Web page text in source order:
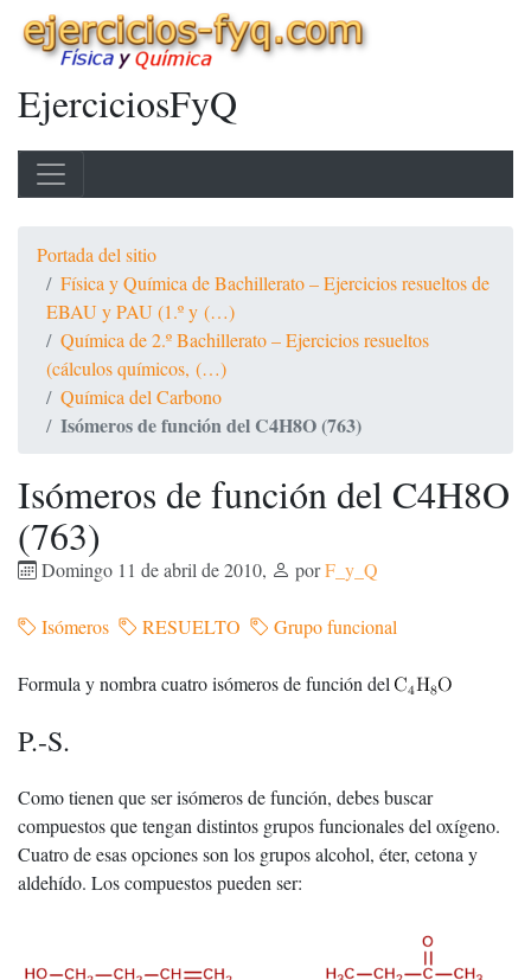
EjerciciosFyQ
Portada del sitio
Física y Química de Bachillerato – Ejercicios resueltos de
EBAU y PAU (1.º y (…)
Química de 2.º Bachillerato – Ejercicios resueltos
(cálculos químicos, (…)
Química del Carbono
Isómeros de función del C4H8O (763)
Isómeros de función del C4H8O
(763)
Domingo 11 de abril de 2010, porF_y_Q
Isómeros RESUELTO Grupo funcional
Formula y nombra cuatro isómeros de función del
P.-S.
Como tienen que ser isómeros de función, debes buscar
compuestos que tengan distintos grupos funcionales del oxígeno.
Cuatro de esas opciones son los grupos alcohol, éter, cetona y
aldehído. Los compuestos pueden ser: